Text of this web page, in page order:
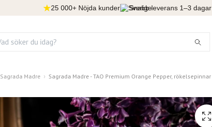
25 000+ Nöjda kunder Snabb leverans 1–3 dagar
Sagrada Madre Sagrada Madre - TAO Premium Orange Pepper, rökelsepinnar